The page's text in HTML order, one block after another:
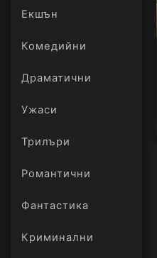
Екшън
Комедийни
Драматични
Ужаси
Трилъри
онлайн
Романтични
Фантастика
Криминални